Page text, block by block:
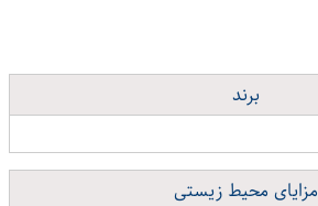
برند
مزایای محیط زیستی